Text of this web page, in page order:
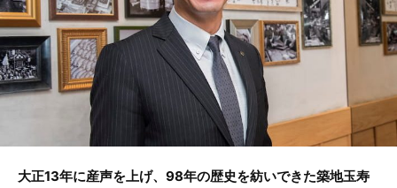
k
大正13年に産声を上げ、98年の歴史を紡いできた築地玉寿